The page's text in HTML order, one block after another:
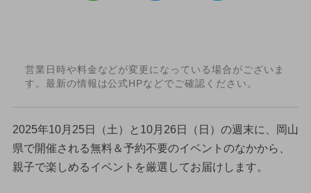
営業日時や料金などが変更になっている場合がございま
す。最新の情報は公式HPなどでご確認ください。
2025年10月25日（土）と10月26日（日）の週末に、岡山
県で開催される無料＆予約不要のイベントのなかから、
親子で楽しめるイベントを厳選してお届けします。